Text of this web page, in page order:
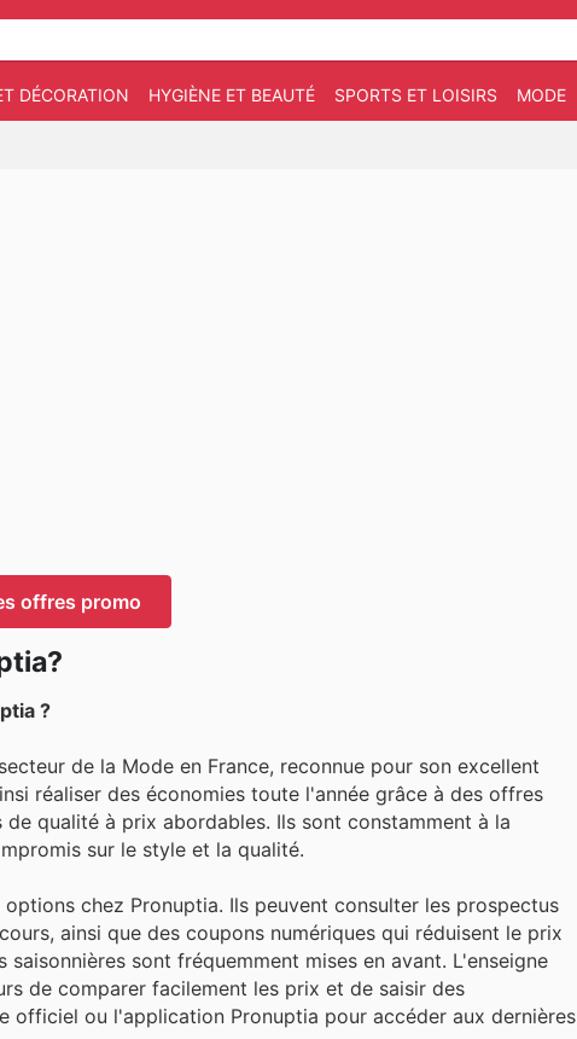
DÉCORATION HYGIÈNE ET BEAUTÉ SPORTS ET LOISIRS MODE
offres promo
?
de la Mode en France, reconnue pour son excellent
réaliser des économies toute l'année grâce à des offres
qualité à prix abordables. Ils sont constamment à la
sur le style et la qualité.
chez Pronuptia. Ils peuvent consulter les prospectus
ainsi que des coupons numériques qui réduisent le prix
sont fréquemment mises en avant. L'enseigne
de comparer facilement les prix et de saisir des
ou l'application Pronuptia pour accéder aux dernières